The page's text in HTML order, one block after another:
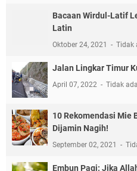
Bacaan Wirdul-Latif
Latin
Oktober 24, 2021 Tidak
Jalan Lingkar Timur
April 07, 2022 Tidak
10 Rekomendasi Mie
Dijamin Nagih!
September 02, 2021
Embun Pagi: Jika